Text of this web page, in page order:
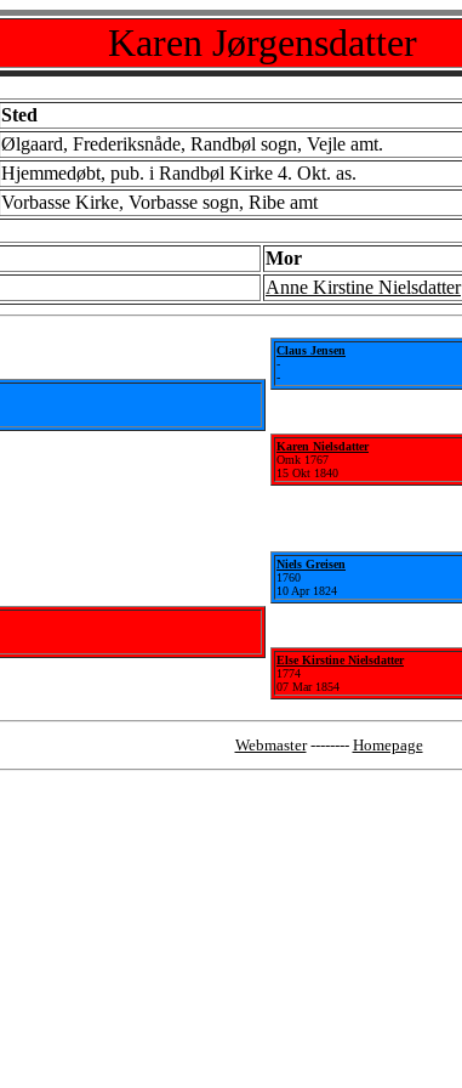
Karen Jørgensdatter
Sted
Ølgaard, Frederiksnåde, Randbøl sogn, Vejle amt.
Hjemmedøbt, pub. i Randbøl Kirke 4. Okt. as.
Vorbasse Kirke, Vorbasse sogn, Ribe amt
Mor
Anne Kirstine Nielsdatter
Claus Jensen
-
-
Karen Nielsdatter
Omk 1767
15 Okt 1840
Niels Greisen
1760
10 Apr 1824
Else Kirstine Nielsdatter
1774
07 Mar 1854
Webmaster-------- Homepage